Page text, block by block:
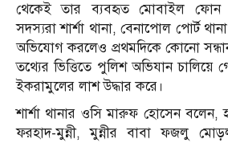
থেকেই তার ব্যবহৃত মোবাইল ফোন
সদস্যরা শার্শা থানা, বেনাপোল পোর্ট
অভিযোগ করলেও প্রথমদিকে কোনো
তথ্যের ভিত্তিতে পুলিশ অভিযান
ইকরামুলের লাশ উদ্ধার করে।
শার্শা থানার ওসি মারুফ হোসেন বলেন,
ফরহাদ-মুন্নী, মুন্নীর বাবা ফজলু